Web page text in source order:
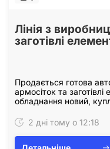
Лінія з
заготівлі
Продається готова
армосіток та
обладнання новий,
2 дні тому о 12:18